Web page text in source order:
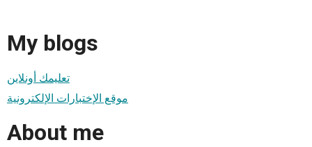
My blogs
تعليمك أونلاين
موقع الإختبارات الإلكترونية
About me